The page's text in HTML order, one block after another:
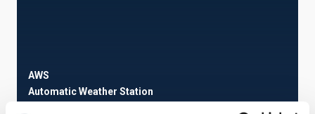
AWS
Automatic Weather Station